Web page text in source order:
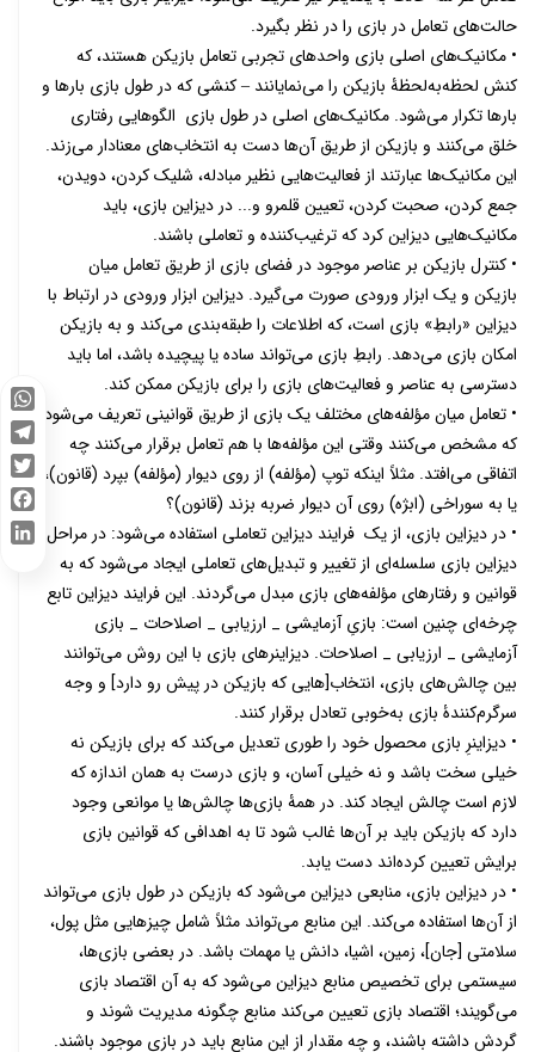
حالت‌های تعامل در بازی را در نظر بگیرد.
• مکانیک‌های اصلی بازی واحدهای تجربی تعامل بازیکن هستند، که
کنش‌ لحظه‌به‌لحظۀ بازیکن را می‌نمایانند ‒ کنشی که در طول بازی بارها و
بارها تکرار می‌شود. مکانیک‌های اصلی در طول بازی الگوهایی رفتاری‌
خلق می‌کنند و بازیکن از طریق آن‌ها دست به انتخاب‌های معنادار می‌زند.
این مکانیک‌ها عبارتند از فعالیت‌هایی نظیر مبادله، شلیک کردن، دویدن،
جمع کردن، صحبت کردن، تعیین قلمرو و... در دیزاین بازی، باید
مکانیک‌هایی دیزاین کرد که ترغیب‌کننده و تعاملی باشند.
• کنترل بازیکن بر عناصر موجود در فضای بازی از طریق تعامل میان
بازیکن و یک ابزار ورودی صورت می‌گیرد. دیزاین ابزار ورودی در ارتباط با
دیزاین «رابطِ» بازی است، که اطلاعات را طبقه‌بندی می‌کند و به بازیکن
امکان بازی می‌دهد. رابطِ بازی می‌تواند ساده یا پیچیده باشد، اما باید
دسترسی به عناصر و فعالیت‌های بازی را برای بازیکن ممکن کند.
• تعامل میان مؤلفه‌های مختلف یک بازی از طریق قوانینی تعریف می‌شود
که مشخص می‌کنند وقتی این مؤلفه‌ها با هم تعامل برقرار می‌کنند چه
اتفاقی می‌افتد. مثلاً اینکه توپ (مؤلفه) از روی دیوار (مؤلفه) بپرد (قانون)،
یا به ‌سوراخی (ابژه) روی آن دیوار ضربه بزند (قانون)؟
• در دیزاین بازی، از یک فرایند دیزاین تعاملی استفاده می‌شود: در مراحل
دیزاین بازی سلسله‌ای از تغییر و تبدیل‌های تعاملی ایجاد می‌شود که به
قوانین و رفتارهای مؤلفه‌های بازی مبدل می‌گردند. این فرایند دیزاین تابع
چرخه‌ای ‌چنین است: بازیِ آزمایشی _ ارزیابی _ اصلاحات _ بازی
آزمایشی _ ارزیابی _ اصلاحات. دیزاینرهای بازی با این روش می‌توانند
بین چالش‌های بازی، انتخاب[هایی که بازیکن در پیش رو دارد] و وجه
سرگرم‌کنندۀ بازی به‌خوبی تعادل برقرار کنند.
• دیزاینرِ بازی محصول خود را طوری تعدیل می‌کند که برای بازیکن نه
خیلی سخت باشد و نه خیلی آسان، و بازی درست به همان اندازه که
لازم است چالش ایجاد کند. در همۀ بازی‌ها چالش‌ها یا موانعی وجود
دارد که بازیکن باید بر آن‌ها غالب شود تا به اهدافی که قوانین بازی
برایش تعیین کرده‌اند دست یابد.
• در دیزاین بازی، منابعی دیزاین می‌شود که بازیکن در طول بازی می‌تواند
از آن‌ها استفاده می‌کند. این منابع می‌تواند مثلاً شامل چیزهایی مثل پول،
سلامتی [جان]، زمین، اشیا، دانش یا مهمات باشد. در بعضی بازی‌ها،
سیستمی برای تخصیص منابع دیزاین می‌شود که به آن اقتصاد بازی
می‌گویند؛ اقتصاد بازی تعیین می‌کند منابع چگونه مدیریت شوند و
گردش داشته باشند، و چه مقدار از این منابع باید در بازی موجود باشند.
WhatsApp
Telegram
Twitter
Facebook
LinkedIn